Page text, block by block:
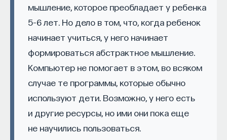
мышление, которое преобладает у ребенка
5–6 лет. Но дело в том, что, когда ребенок
начинает учиться, у него начинает
формироваться абстрактное мышление.
Компьютер не помогает в этом, во всяком
случае те программы, которые обычно
используют дети. Возможно, у него есть
и другие ресурсы, но ими они пока еще
не научились пользоваться.